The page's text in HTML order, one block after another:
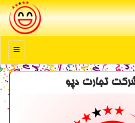
منو
شركت تجارت دپو